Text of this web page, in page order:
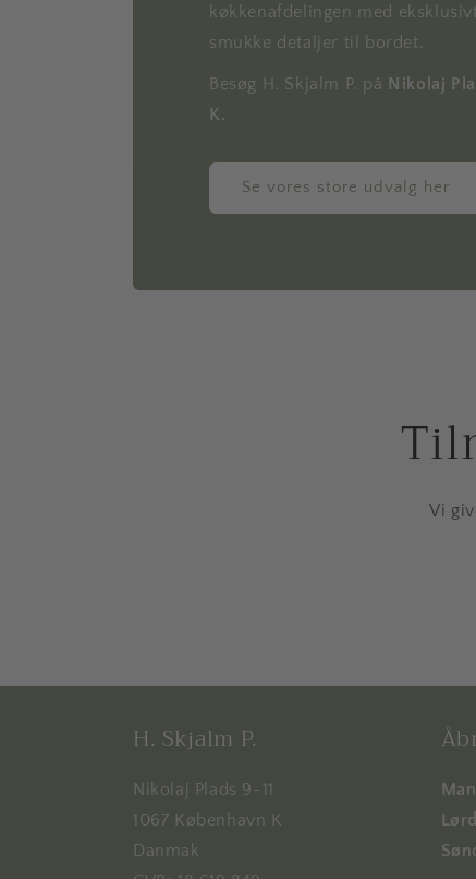
køkkenafdelingen med
smukke detaljer til bordet.
Besøg H. Skjalm P. på Nikolaj
K.
Se vores store udvalg her
Vi
H. Skjalm P.
Nikolaj Plads 9-11
1067 København K
Danmak